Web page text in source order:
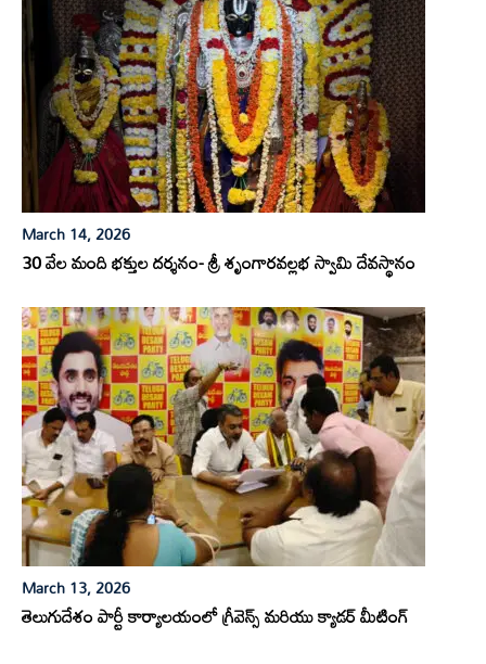
March 14, 2026
30 వేల మంది భక్తుల దర్శనం- శ్రీ శృంగారవల్లభ స్వామి దేవస్థానం
March 13, 2026
తెలుగుదేశం పార్టీ కార్యాలయంలో గ్రీవెన్స్ మరియు క్యాడర్ మీటింగ్